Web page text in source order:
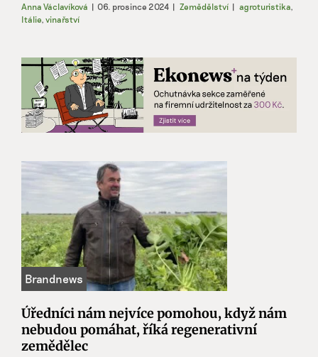
Anna Václavíková | 06. prosince 2024 | Zemědělství | agroturistika
Itálie vinařství
Úředníci nám nejvíce pomohou, když nám
nebudou pomáhat, říká regenerativní
zemědělec